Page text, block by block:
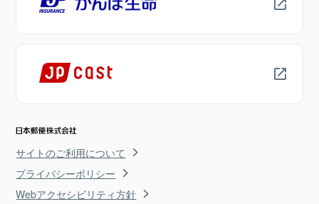
サイトのご利用について
プライバシーポリシー
Webアクセシビリティ方針